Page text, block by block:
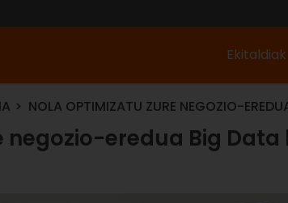
Ekitaldiak
NOLA OPTIMIZATU ZURE NEGOZIO-
eredua Big Data